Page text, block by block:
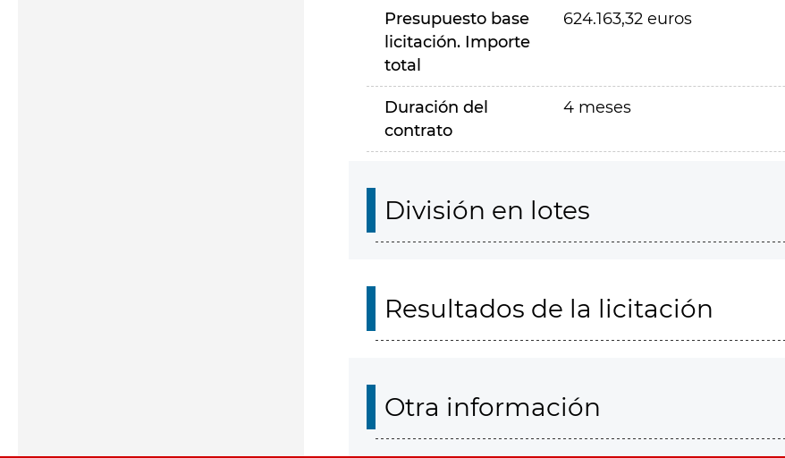
Presupuesto base
licitación. Importe
total
624.163,32 euros
Duración del
contrato
4 meses
División en lotes
Resultados de la licitación
Otra información